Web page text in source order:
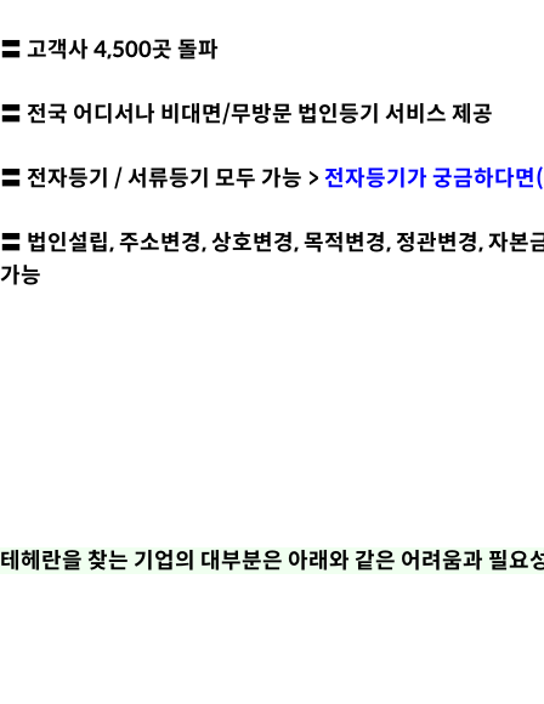
〓 고객사 4,500곳 돌파
〓 전국 어디서나 비대면/무방문 법인등기 서비스 제공
〓 전자등기 / 서류등기 모두 가능 > 전자등기가 궁금하다면
〓 법인설립, 주소변경, 상호변경, 목적변경, 정관변경, 자본
가능
테헤란을 찾는 기업의 대부분은 아래와 같은 어려움과 필요